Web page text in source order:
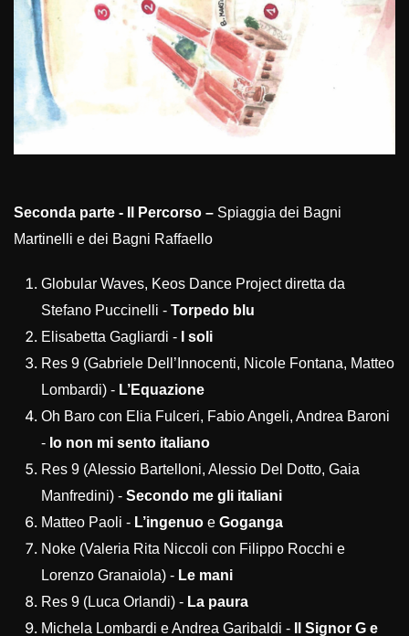
Seconda parte - Il Percorso – Spiaggia dei Bagni
Martinelli e dei Bagni Raffaello
Globular Waves, Keos Dance Project diretta da
Stefano Puccinelli - Torpedo blu
Elisabetta Gagliardi -
I soli
Res 9 (Gabriele Dell’Innocenti, Nicole Fontana, Matteo
Lombardi) - L’Equazione
Oh Baro con Elia Fulceri, Fabio Angeli, Andrea Baroni
- Io non mi sento italiano
Res 9 (Alessio Bartelloni, Alessio Del Dotto, Gaia
Manfredini) - Secondo me gli italiani
Matteo Paoli - L’ingenuo e Goganga
Noke (Valeria Rita Niccoli con Filippo Rocchi e
Lorenzo Granaiola) - Le mani
Res 9 (Luca Orlandi) - La paura
Michela Lombardi e Andrea Garibaldi -
Il Signor G e